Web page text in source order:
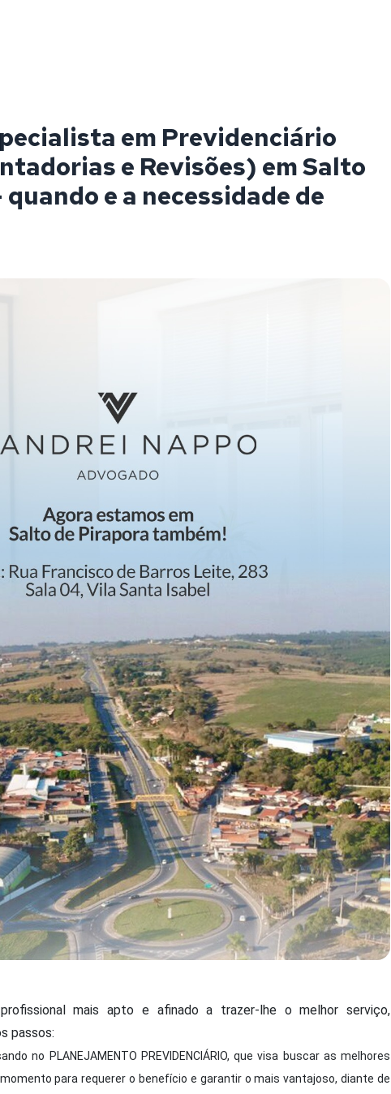
em Previdenciário
e Revisões) em Salto
e a necessidade de
mais apto e afinado a trazer-lhe o melhor serviço,
passos:
no PLANEJAMENTO PREVIDENCIÁRIO, que visa buscar as melhores
para requerer o benefício e garantir o mais vantajoso, diante de